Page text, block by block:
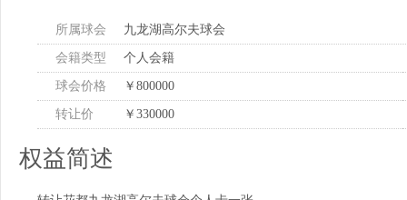
所属球会 九龙湖高尔夫球会
会籍类型 个人会籍
球会价格 ￥800000
转让价 ￥330000
权益简述